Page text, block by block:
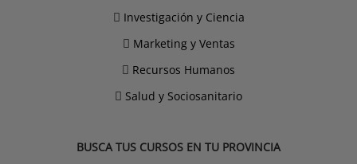
Investigación y Ciencia
Marketing y Ventas
Recursos Humanos
Salud y Sociosanitario
BUSCA TUS CURSOS EN TU PROVINCIA